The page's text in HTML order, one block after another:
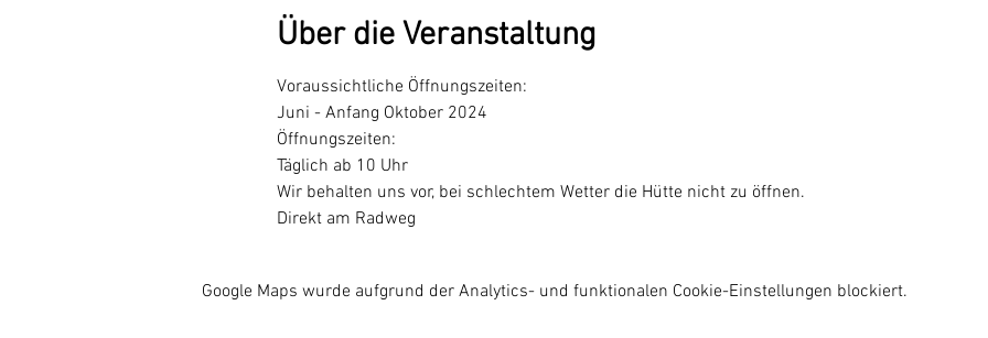
Über die Veranstaltung
Voraussichtliche Öffnungszeiten:
Juni - Anfang Oktober 2024
Öffnungszeiten:
Täglich ab 10 Uhr
Wir behalten uns vor, bei schlechtem Wetter die Hütte nicht zu öffnen.
Direkt am Radweg
Google Maps wurde aufgrund der Analytics- und funktionalen Cookie-Einstellungen blockiert.